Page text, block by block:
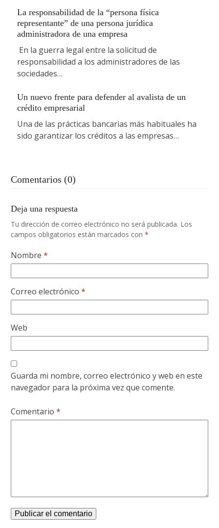
La responsabilidad de la “persona física
representante” de una persona jurídica
administradora de una empresa
En la guerra legal entre la solicitud de
responsabilidad a los administradores de las
sociedades…
Un nuevo frente para defender al avalista de un
crédito empresarial
Una de las prácticas bancarias más habituales ha
sido garantizar los créditos a las empresas…
Comentarios (0)
Deja una respuesta
Tu dirección de correo electrónico no será publicada. Los
campos obligatorios están marcados con*
Nombre*
Correo electrónico*
Web
Guarda mi nombre, correo electrónico y web en este
navegador para la próxima vez que comente.
Comentario*